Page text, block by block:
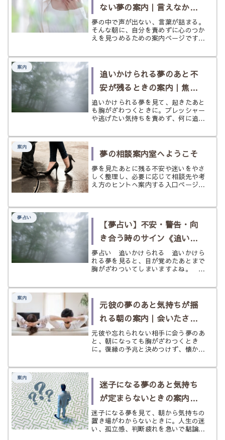
ない夢の案内｜言えなかっ
た気持ちをほどきたいとき
に
夢の中で声が出ない、言葉が詰まる。
そんな朝に、自分を責めずに心のつか
えを見つめるための案内ページです。
を、少しずつ整える入口をまとめまし
案内
追いかけられる夢のあと不
安が残るときの案内｜焦り
と圧をほどきたい夜に
追いかけられる夢を見て、起きたあと
も胸がざわつくときに。プレッシャー
や逃げたい気持ちを責めず、何に追わ
の案内ページです。
案内
夢の相談案内室へようこそ
夢を見たあとに残る不安や迷いをやさ
しく整理し、必要に応じて相談先や考
え方のヒントへ案内する入口ページで
進めます。
夢占い
【夢占い】不安・警告・向
き合う時のサイン《追いか
けられる》の夢
夢占い 追いかけられる 追いかけら
れる夢を見ると、目が覚めたあとまで
胸がざわついてしまいますよね。 息
気になって、意味を知りたくなる夢で
けられる夢は、不安・緊張・プレッシ
ャ...
案内
元彼の夢のあと気持ちが揺
れる朝の案内｜会いたさと
未練を急いで決めないため
に
元彼や忘れられない相手に会う夢のあ
と、朝になっても胸がざわつくとき
に。復縁の予兆と決めつけず、懐かし
分けるための案内ページです。
案内
迷子になる夢のあと気持ち
が定まらないときの案内｜
進む先が見えない朝に
迷子になる夢を見て、朝から気持ちの
置き場がわからないときに。人生の迷
い、孤立感、判断疲れを急いで結論づ